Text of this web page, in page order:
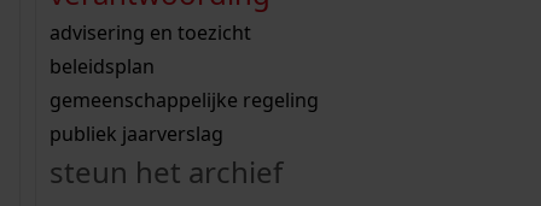
bouwvergunningen
omgevingsvergunningen
vergunningen
beeld en geluid
uitleg nodig?
Wij helpen u op weg met een aantal zoektips.
bekijk alle zoektips
Wij helpen u op weg met een aantal zoektips.
bekijk alle zoektips
bekijk ons geschiedenislokaal
advisering en toezicht
beleidsplan
gemeenschappelijke regeling
publiek jaarverslag
steun het archief
zoektips
Mijn Studiezaal (inloggen)